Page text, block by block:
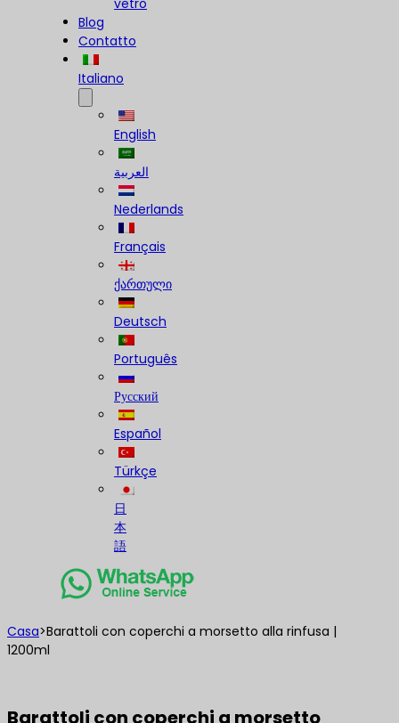
vetro
Blog
Contatto
Italiano
English
العربية
Nederlands
Français
ქართული
Deutsch
Português
Русский
Español
Türkçe
日
本
語
Casa>Barattoli con coperchi a morsetto alla rinfusa |
1200ml
Barattoli con coperchi a morsetto